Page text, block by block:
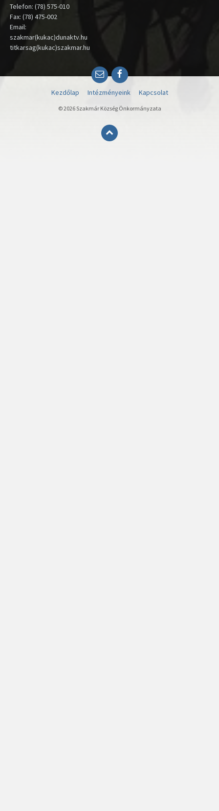
Telefon: (78) 575-010
Fax: (78) 475-002
Email:
szakmar(kukac)dunaktv.hu
titkarsag(kukac)szakmar.hu
EmailFacebook
Kezdőlap Intézményeink Kapcsolat
© 2026 Szakmár Község Önkormányzata